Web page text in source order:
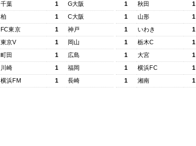
千葉 1
G大阪
柏 1
C大阪
FC東京 1
神戸
東京V 1
岡山
町田 1
広島
川崎 1
福岡
横浜FM 1 長崎
1
秋田 1
1
山形 1
1
いわき 1
1
栃木C 1
1
大宮 1
1
横浜FC 1
1
湘南 1